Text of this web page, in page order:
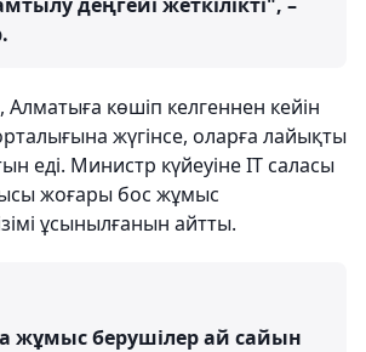
көшіп келгеннен кейін
жүгінсе, оларға лайықты
еді. Министр күйеуіне IT саласы
жоғары бос жұмыс
ұсынылғанын айтты.
жұмыс берушілер ай сайын